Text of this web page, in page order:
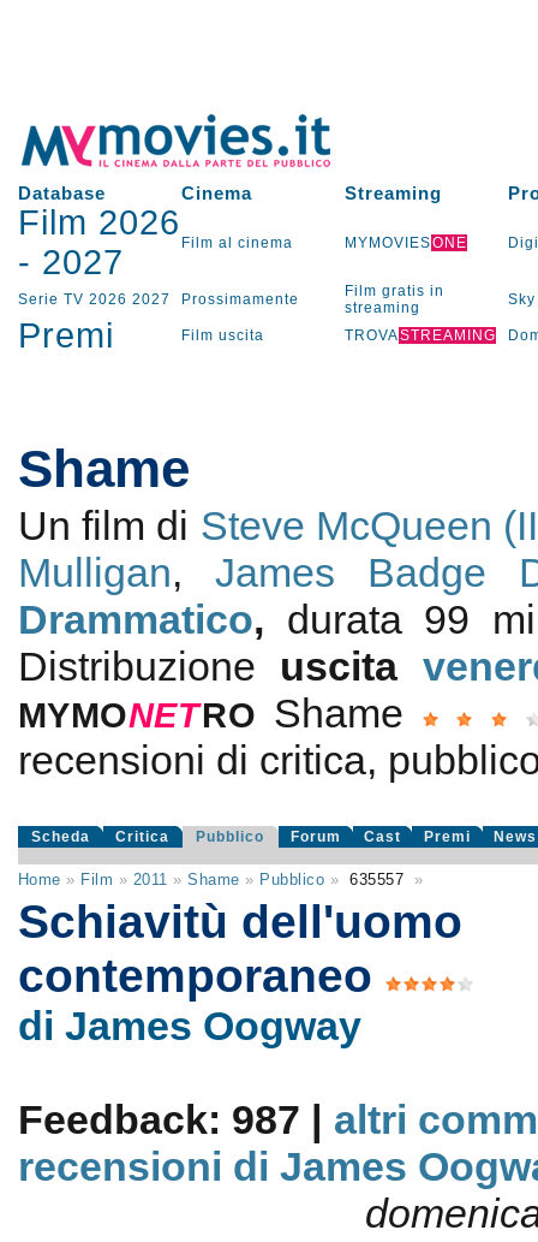
Database Cinema Streaming
Film 2026
- 2027 Film al cinema MYMOVIESONE
Serie TV 2026 2027 Prossimamente
Film gratis in
streaming
Sky
Premi Film uscita TROVASTREAMING
Shame
Un film di Steve McQueen
Mulligan, James Badge
Drammatico, durata 99
Distribuzione uscita
MYMONETRO Shame
recensioni di critica,
Scheda Critica Pubblico Forum Cast Premi News
Home » Film » 2011 »Shame » Pubblico » 635557 »
Schiavitù dell'uomo
contemporaneo
di James Oogway
Feedback: 987 | altri
recensioni di James